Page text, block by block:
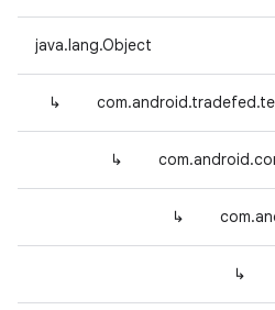
java.lang.Object
↳
↳
↳
↳